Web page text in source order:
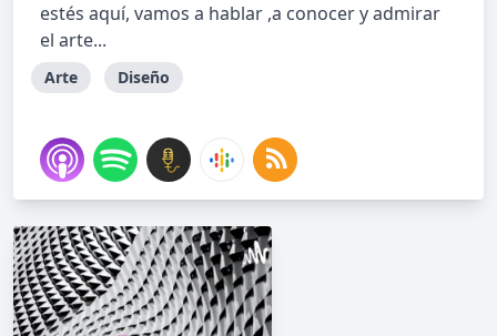
estés aquí, vamos a hablar ,a conocer y admirar
el arte...
Arte Diseño